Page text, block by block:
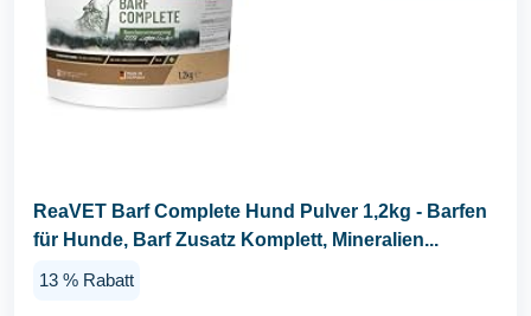
ReaVET Barf Complete Hund Pulver 1,2kg - Barfen
für Hunde, Barf Zusatz Komplett, Mineralien...
13 % Rabatt